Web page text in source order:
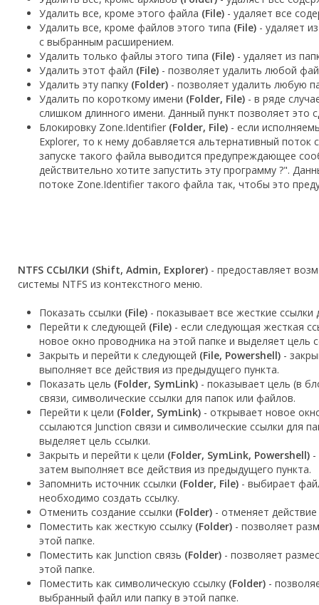
Удалить все, кроме этого файла (File) - удаляет все
Удалить все, кроме файлов этого типа (File) - удаляет
с выбранным расширением.
Удалить только файлы этого типа (File) - удаляет из
Удалить этот файл (File) - позволяет удалить любой
Удалить эту папку (Folder) - позволяет удалить любую
Удалить по короткому имени (Folder, File) - в ряде
слишком длинного имени. Данный пункт позволяет это
Блокировку Zone.Identifier (Folder, File) - если
Explorer, то к нему добавляется альтернативный поток
запуске такого файла выводится предупреждающее
действительно хотите запустить эту программу ?".
потоке Zone.Identifier такого файла так, чтобы это
NTFS ССЫЛКИ (Shift, Admin, Explorer) - предоставляет
системы NTFS из контекстного меню.
Показать ссылки (File) - показывает все жесткие
Перейти к следующей (File) - если следующая жесткая
новое окно проводника на этой папке и выделяет цель
Закрыть и перейти к следующей (File, Powershell) -
выполняет все действия из предыдущего пункта.
Показать цель (Folder, SymLink) - показывает цель (в
связи, символические ссылки для папок или файлов.
Перейти к цели (Folder, SymLink) - открывает новое
ссылаются Junction связи и символические ссылки для
выделяет цель ссылки.
Закрыть и перейти к цели (Folder, SymLink, Powershell) -
затем выполняет все действия из предыдущего пункта.
Запомнить источник ссылки (Folder, File) - выбирает
необходимо создать ссылку.
Отменить создание ссылки (Folder) - отменяет
Поместить как жесткую ссылку (Folder) - позволяет
этой папке.
Поместить как Junction связь (Folder) - позволяет
этой папке.
Поместить как символическую ссылку (Folder) -
выбранный файл или папку в этой папке.